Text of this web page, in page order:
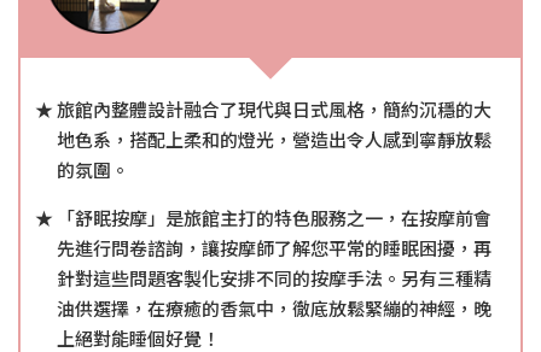
旅館內整體設計融合了現代與日式風格，簡約沉穩的大
地色系，搭配上柔和的燈光，營造出令人感到寧靜放鬆
的氛圍。
「舒眠按摩」是旅館主打的特色服務之一，在按摩前會
先進行問卷諮詢，讓按摩師了解您平常的睡眠困擾，再
針對這些問題客製化安排不同的按摩手法。另有三種精
油供選擇，在療癒的香氣中，徹底放鬆緊繃的神經，晚
上絕對能睡個好覺！